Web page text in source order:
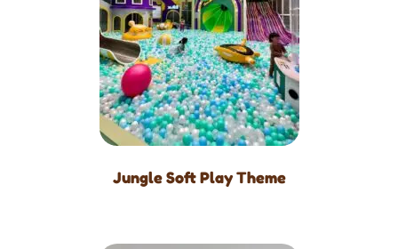
Jungle Soft Play Theme